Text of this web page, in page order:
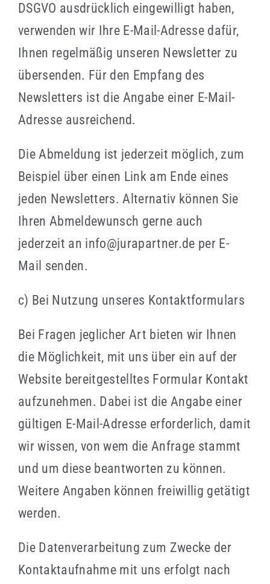
DSGVO ausdrücklich eingewilligt haben,
verwenden wir Ihre E-Mail-Adresse dafür,
Ihnen regelmäßig unseren Newsletter zu
übersenden. Für den Empfang des
Newsletters ist die Angabe einer E-Mail-
Adresse ausreichend.
Die Abmeldung ist jederzeit möglich, zum
Beispiel über einen Link am Ende eines
jeden Newsletters. Alternativ können Sie
Ihren Abmeldewunsch gerne auch
jederzeit an info@jurapartner.de per E-
Mail senden.
c) Bei Nutzung unseres Kontaktformulars
Bei Fragen jeglicher Art bieten wir Ihnen
die Möglichkeit, mit uns über ein auf der
Website bereitgestelltes Formular Kontakt
aufzunehmen. Dabei ist die Angabe einer
gültigen E-Mail-Adresse erforderlich, damit
wir wissen, von wem die Anfrage stammt
und um diese beantworten zu können.
Weitere Angaben können freiwillig getätigt
werden.
Die Datenverarbeitung zum Zwecke der
Kontaktaufnahme mit uns erfolgt nach